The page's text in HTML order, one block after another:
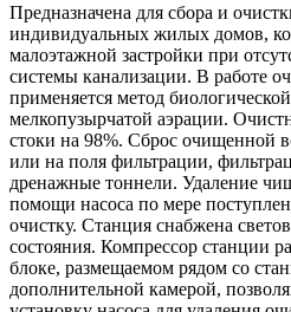
Предназначена для сбора и
индивидуальных жилых домов,
малоэтажной застройки при
системы канализации. В работе
применяется метод
мелкопузырчатой аэрации.
стоки на 98%. Сброс очищенной
или на поля фильтрации,
дренажные тоннели. Удаление
помощи насоса по мере
очистку. Станция снабжена
состояния. Компрессор станции
блоке, размещаемом рядом со
дополнительной камерой,